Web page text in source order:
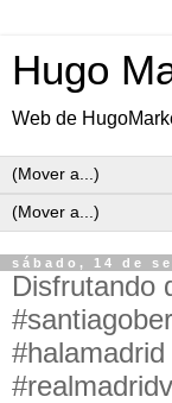
Hugo
Web de
sábado, 14 de
Disfrutando
#halamadrid